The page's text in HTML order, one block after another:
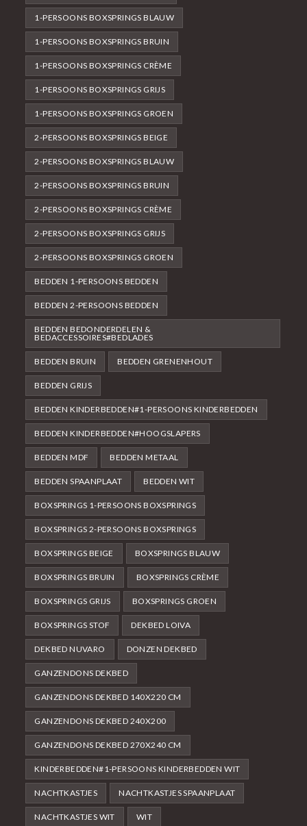
1-PERSOONS BOXSPRINGS BLAUW
1-PERSOONS BOXSPRINGS BRUIN
1-PERSOONS BOXSPRINGS CRÈME
1-PERSOONS BOXSPRINGS GRIJS
1-PERSOONS BOXSPRINGS GROEN
2-PERSOONS BOXSPRINGS BEIGE
2-PERSOONS BOXSPRINGS BLAUW
2-PERSOONS BOXSPRINGS BRUIN
2-PERSOONS BOXSPRINGS CRÈME
2-PERSOONS BOXSPRINGS GRIJS
2-PERSOONS BOXSPRINGS GROEN
BEDDEN 1-PERSOONS BEDDEN
BEDDEN 2-PERSOONS BEDDEN
BEDDEN BEDONDERDELEN &
BEDACCESSOIRES#BEDLADES
BEDDEN BRUIN BEDDEN GRENENHOUT
BEDDEN GRIJS
BEDDEN KINDERBEDDEN#1-PERSOONS KINDERBEDDEN
BEDDEN KINDERBEDDEN#HOOGSLAPERS
BEDDEN MDF BEDDEN METAAL
BEDDEN SPAANPLAAT BEDDEN WIT
BOXSPRINGS 1-PERSOONS BOXSPRINGS
BOXSPRINGS 2-PERSOONS BOXSPRINGS
BOXSPRINGS BEIGE BOXSPRINGS BLAUW
BOXSPRINGS BRUIN BOXSPRINGS CRÈME
BOXSPRINGS GRIJS BOXSPRINGS GROEN
BOXSPRINGS STOF DEKBED LOIVA
DEKBED NUVARO DONZEN DEKBED
GANZENDONS DEKBED
GANZENDONS DEKBED 140X220 CM
GANZENDONS DEKBED 240X200
GANZENDONS DEKBED 270X240 CM
KINDERBEDDEN#1-PERSOONS KINDERBEDDEN WIT
NACHTKASTJES NACHTKASTJES SPAANPLAAT
NACHTKASTJES WIT WIT